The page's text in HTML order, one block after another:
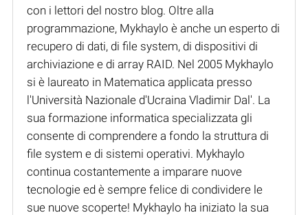
con i lettori del nostro blog. Oltre alla
programmazione, Mykhaylo è anche un esperto di
recupero di dati, di file system, di dispositivi di
archiviazione e di array RAID. Nel 2005 Mykhaylo
si è laureato in Matematica applicata presso
l'Università Nazionale d'Ucraina Vladimir Dal'. La
sua formazione informatica specializzata gli
consente di comprendere a fondo la struttura di
file system e di sistemi operativi. Mykhaylo
continua costantemente a imparare nuove
tecnologie ed è sempre felice di condividere le
sue nuove scoperte! Mykhaylo ha iniziato la sua